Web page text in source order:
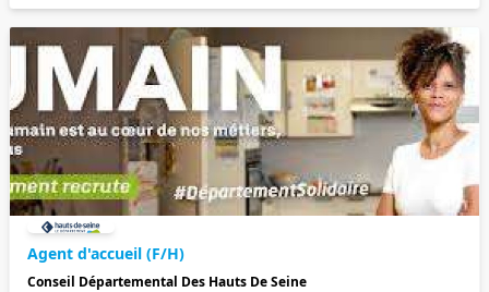
Agent d'accueil (F/H)
Conseil Départemental Des Hauts De Seine